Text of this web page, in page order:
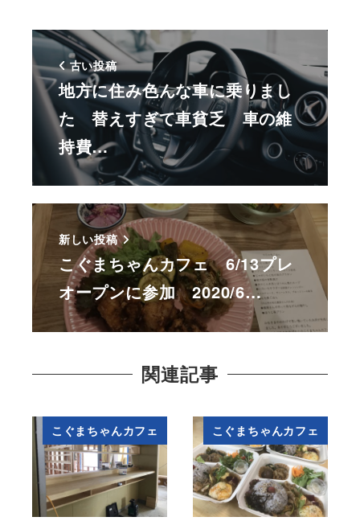
古い投稿
地方に住み色んな車に乗りまし
た 替えすぎて車貧乏 車の維
持費…
新しい投稿
こぐまちゃんカフェ 6/13プレ
オープンに参加 2020/6…
関連記事
こぐまちゃんカフェ こぐまちゃんカフェ